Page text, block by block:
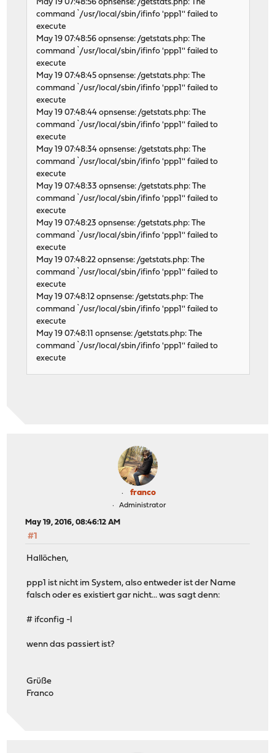
May 19 07:48:56 opnsense: /getstats.php: The
command `/usr/local/sbin/ifinfo 'ppp1'' failed to
execute
May 19 07:48:56 opnsense: /getstats.php: The
command `/usr/local/sbin/ifinfo 'ppp1'' failed to
execute
May 19 07:48:45 opnsense: /getstats.php: The
command `/usr/local/sbin/ifinfo 'ppp1'' failed to
execute
May 19 07:48:44 opnsense: /getstats.php: The
command `/usr/local/sbin/ifinfo 'ppp1'' failed to
execute
May 19 07:48:34 opnsense: /getstats.php: The
command `/usr/local/sbin/ifinfo 'ppp1'' failed to
execute
May 19 07:48:33 opnsense: /getstats.php: The
command `/usr/local/sbin/ifinfo 'ppp1'' failed to
execute
May 19 07:48:23 opnsense: /getstats.php: The
command `/usr/local/sbin/ifinfo 'ppp1'' failed to
execute
May 19 07:48:22 opnsense: /getstats.php: The
command `/usr/local/sbin/ifinfo 'ppp1'' failed to
execute
May 19 07:48:12 opnsense: /getstats.php: The
command `/usr/local/sbin/ifinfo 'ppp1'' failed to
execute
May 19 07:48:11 opnsense: /getstats.php: The
command `/usr/local/sbin/ifinfo 'ppp1'' failed to
execute
franco
Administrator
May 19, 2016, 08:46:12 AM
#1
Hallöchen,
ppp1 ist nicht im System, also entweder ist der Name
falsch oder es existiert gar nicht... was sagt denn:
# ifconfig -l
wenn das passiert ist?
Grüße
Franco